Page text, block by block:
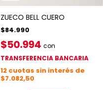
ZUECO BELL CUERO
$84.990
$50.994 con
TRANSFERENCIA BANCARIA
12 cuotas sin interés de
$7.082,50